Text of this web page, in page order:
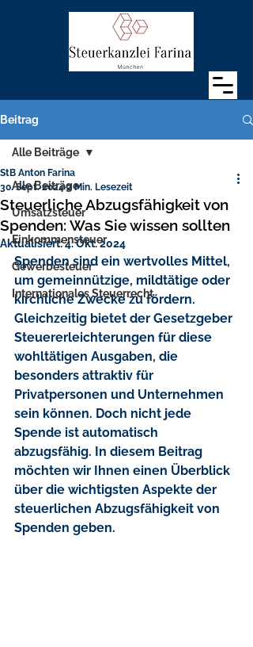
Beitrag
Alle Beiträge
Umsatzsteuer
Einkommensteuer
Gewerbesteuer
Internationales Steuerrecht
Alle Beiträge
Steuerliche Abzugsfähigkeit von
Spenden: Was Sie wissen sollten
StB Anton Farina
30. Sept. 2024 2 Min. Lesezeit
Aktualisiert:4. Okt. 2024
Spenden sind ein wertvolles Mittel,
um gemeinnützige, mildtätige oder
kirchliche Zwecke zu fördern.
Gleichzeitig bietet der Gesetzgeber
Steuererleichterungen für diese
wohltätigen Ausgaben, die
besonders attraktiv für
Privatpersonen und Unternehmen
sein können. Doch nicht jede
Spende ist automatisch
abzugsfähig. In diesem Beitrag
möchten wir Ihnen einen Überblick
über die wichtigsten Aspekte der
steuerlichen Abzugsfähigkeit von
Spenden geben.